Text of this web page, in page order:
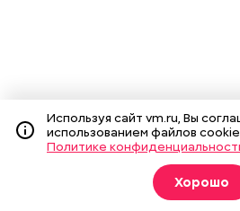
Используя сайт vm.ru, Вы
использованием файлов
Политике
Хорошо